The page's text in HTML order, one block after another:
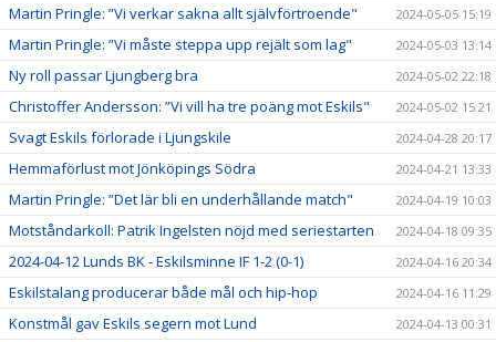
Martin Pringle: ”Vi verkar sakna allt självförtroende" 2024-05-05 15:19
Martin Pringle: ”Vi måste steppa upp rejält som lag" 2024-05-03 13:14
Ny roll passar Ljungberg bra 2024-05-02 22:18
Christoffer Andersson: ”Vi vill ha tre poäng mot Eskils" 2024-05-02 15:21
Svagt Eskils förlorade i Ljungskile 2024-04-28 20:17
Hemmaförlust mot Jönköpings Södra 2024-04-21 13:33
Martin Pringle: ”Det lär bli en underhållande match" 2024-04-19 10:03
Motståndarkoll: Patrik Ingelsten nöjd med seriestarten 2024-04-18 09:35
2024-04-12 Lunds BK - Eskilsminne IF 1-2 (0-1) 2024-04-16 20:34
Eskilstalang producerar både mål och hip-hop 2024-04-16 11:29
Konstmål gav Eskils segern mot Lund 2024-04-13 00:31